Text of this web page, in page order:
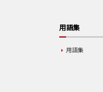
用語集
用語集